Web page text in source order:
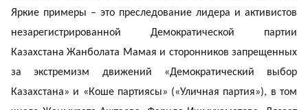
Яркие примеры – это преследование лидера и активистов
незарегистрированной Демократической партии
Казахстана Жанболата Мамая и сторонников запрещенных
за экстремизм движений «Демократический выбор
Казахстана» и «Коше партиясы» («Уличная партия»), в том